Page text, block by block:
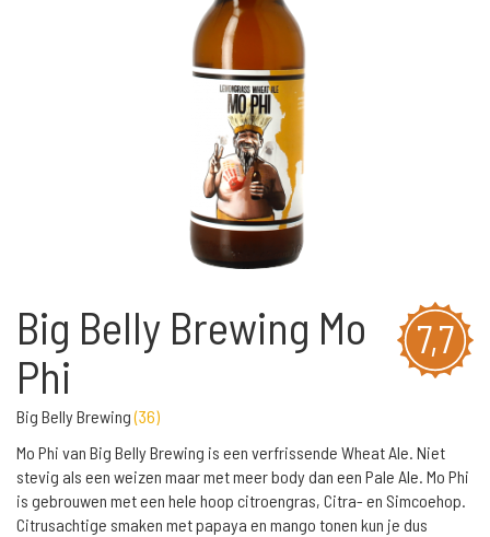
7,7
Big Belly Brewing Mo
Phi
Big Belly Brewing(36)
Mo Phi van Big Belly Brewing is een verfrissende Wheat Ale. Niet
stevig als een weizen maar met meer body dan een Pale Ale. Mo Phi
is gebrouwen met een hele hoop citroengras, Citra- en Simcoehop.
Citrusachtige smaken met papaya en mango tonen kun je dus